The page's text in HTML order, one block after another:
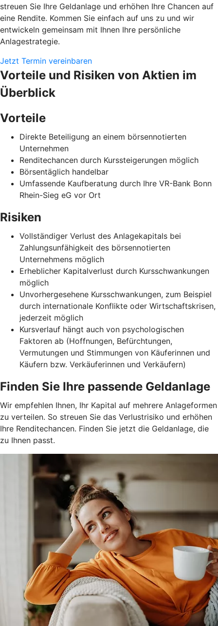
streuen Sie Ihre Geldanlage und erhöhen Ihre Chancen auf
eine Rendite. Kommen Sie einfach auf uns zu und wir
entwickeln gemeinsam mit Ihnen Ihre persönliche
Anlagestrategie.
Jetzt Termin vereinbaren
Vorteile und Risiken von Aktien im
Überblick
Vorteile
Direkte Beteiligung an einem börsennotierten
Unternehmen
Renditechancen durch Kurssteigerungen möglich
Börsentäglich handelbar
Umfassende Kaufberatung durch Ihre VR-Bank Bonn
Rhein-Sieg eG vor Ort
Risiken
Vollständiger Verlust des Anlagekapitals bei
Zahlungsunfähigkeit des börsennotierten
Unternehmens möglich
Erheblicher Kapitalverlust durch Kursschwankungen
möglich
Unvorhergesehene Kursschwankungen, zum Beispiel
durch internationale Konflikte oder Wirtschaftskrisen,
jederzeit möglich
Kursverlauf hängt auch von psychologischen
Faktoren ab (Hoffnungen, Befürchtungen,
Vermutungen und Stimmungen von Käuferinnen und
Käufern bzw. Verkäuferinnen und Verkäufern)
Finden Sie Ihre passende Geldanlage
Wir empfehlen Ihnen, Ihr Kapital auf mehrere Anlageformen
zu verteilen. So streuen Sie das Verlustrisiko und erhöhen
Ihre Renditechancen. Finden Sie jetzt die Geldanlage, die
zu Ihnen passt.